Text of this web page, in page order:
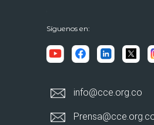
Síguenos en:
info@cce.org.co